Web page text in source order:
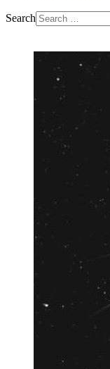
Search